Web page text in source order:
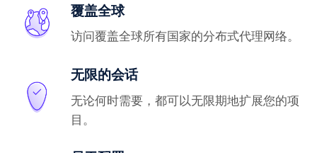
覆盖全球
访问覆盖全球所有国家的分布式代理网络。
无限的会话
无论何时需要，都可以无限期地扩展您的项
目。